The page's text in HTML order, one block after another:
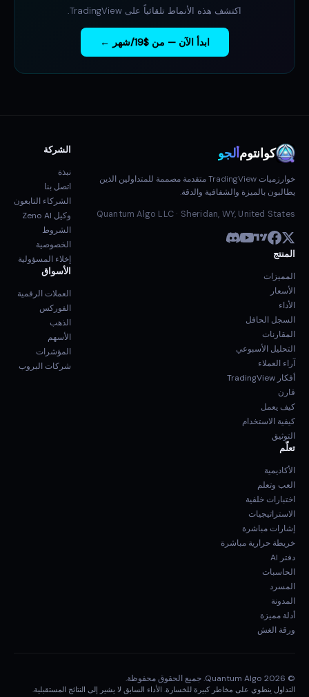
اكتشف هذه الأنماط تلقائياً على TradingView.
ابدأ الآن — من $19/شهر ←
كوانتومألجو
خوارزميات TradingView متقدمة مصممة للمتداولين الذين
يطالبون بالميزة والشفافية والدقة.
Quantum Algo LLC · Sheridan, WY, United States
المنتج
المميزات
الأسعار
الأداء
السجل الحافل
المقارنات
التحليل الأسبوعي
آراء العملاء
أفكار TradingView
قارن
كيف يعمل
كيفية الاستخدام
التوثيق
تعلّم
الأكاديمية
العب وتعلم
اختبارات خلفية
الاستراتيجيات
إشارات مباشرة
خريطة حرارية مباشرة
دفتر AI
الحاسبات
المسرد
المدونة
أدلة مميزة
ورقة الغش
الشركة
نبذة
اتصل بنا
الشركاء التابعون
وكيل Zeno AI
الشروط
الخصوصية
إخلاء المسؤولية
الأسواق
العملات الرقمية
الفوركس
الذهب
الأسهم
المؤشرات
شركات البروب
© 2026 Quantum Algo. جميع الحقوق محفوظة.
التداول ينطوي على مخاطر كبيرة للخسارة. الأداء السابق لا يشير إلى النتائج المستقبلية.